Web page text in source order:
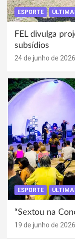
ESPORTE
FEL divulga
subsídios
24 de junho de 2026
ESPORTE
“Sextou na
19 de junho de 2026